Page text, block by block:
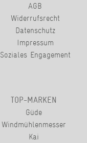
AGB
Widerrufsrecht
Datenschutz
Impressum
Soziales Engagement
TOP-MARKEN
Güde
Windmühlenmesser
Kai